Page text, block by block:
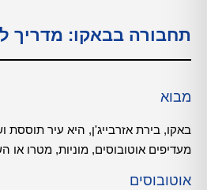
תחבורה בבאקו: מדריך
מבוא
באקו, בירת אזרבייג'ן, היא עיר
מעדיפים אוטובוסים, מוניות, מטרו
אוטובוסים